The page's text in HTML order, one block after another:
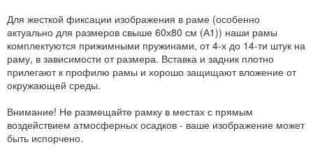
Для жесткой фиксации изображения в раме (особенно
актуально для размеров свыше 60х80 см (А1)) наши рамы
комплектуются прижимными пружинами, от 4-х до 14-ти штук на
раму, в зависимости от размера. Вставка и задник плотно
прилегают к профилю рамы и хорошо защищают вложение от
окружающей среды.
Внимание! Не размещайте рамку в местах с прямым
воздействием атмосферных осадков - ваше изображение может
быть испорчено.